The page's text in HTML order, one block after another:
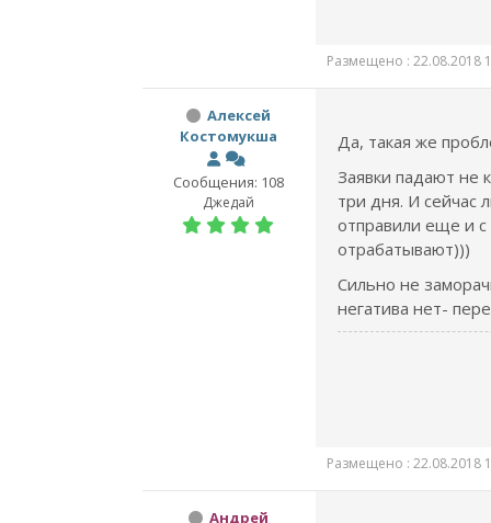
Размещено : 22.08.2018
Алексей
Костомукша
Сообщения: 108
Джедай
Да, такая же
Заявки падают не
три дня. И сейчас
отправили еще и
отрабатывают)))
Сильно не
негатива нет-
Размещено : 22.08.2018
Андрей